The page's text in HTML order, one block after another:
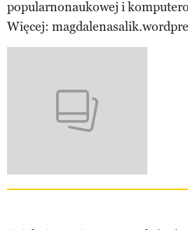
popularnonaukowej i
Więcej: